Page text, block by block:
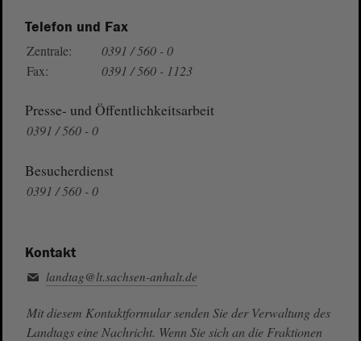
Telefon und Fax
Zentrale:
0391 / 560 - 0
Fax:
0391 / 560 - 1123
Presse- und Öffentlichkeitsarbeit
0391 / 560 - 0
Besucherdienst
0391 / 560 - 0
Kontakt
landtag@lt.sachsen-anhalt.de
Mit diesem Kontaktformular senden Sie der Verwaltung des
Landtags eine Nachricht. Wenn Sie sich an die Fraktionen